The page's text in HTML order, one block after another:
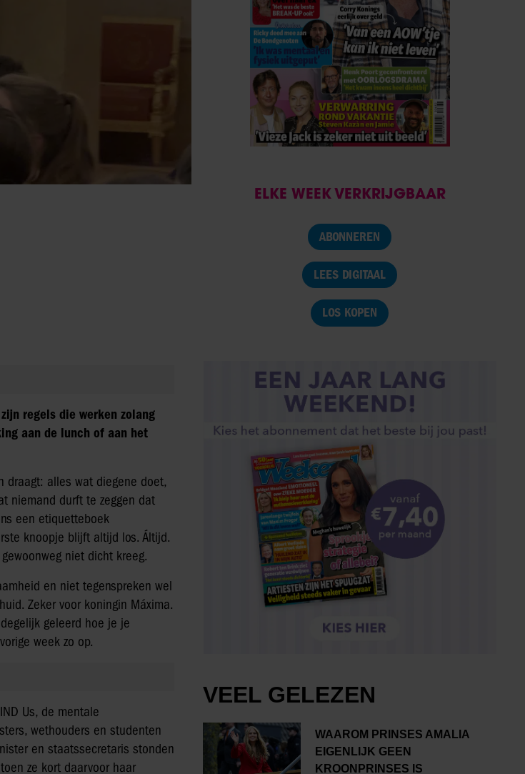
regels die werken zolang
aan de lunch of aan het
draagt: alles wat diegene doet,
niemand durft te zeggen dat
een etiquetteboek
knoopje blijft altijd los. Áltijd.
niet dicht kreeg.
en niet tegenspreken wel
Zeker voor koningin Máxima.
geleerd hoe je je
week zo op.
Us, de mentale
wethouders en studenten
en staatssecretaris stonden
ze kort daarvoor haar
ELKE WEEK VERKRIJGBAAR
ABONNEREN
LEES DIGITAAL
LOS KOPEN